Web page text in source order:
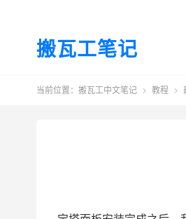
搬瓦工笔记
当前位置： 搬瓦工中文笔记  教程 